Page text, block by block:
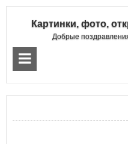
Картинки, фото,
Добрые